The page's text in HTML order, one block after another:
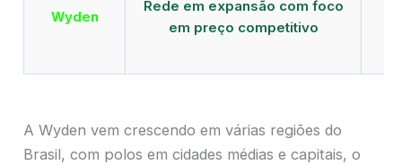
Wyden
Rede em expansão com foco
em preço competitivo
A Wyden vem crescendo em várias regiões do
Brasil, com polos em cidades médias e capitais, o